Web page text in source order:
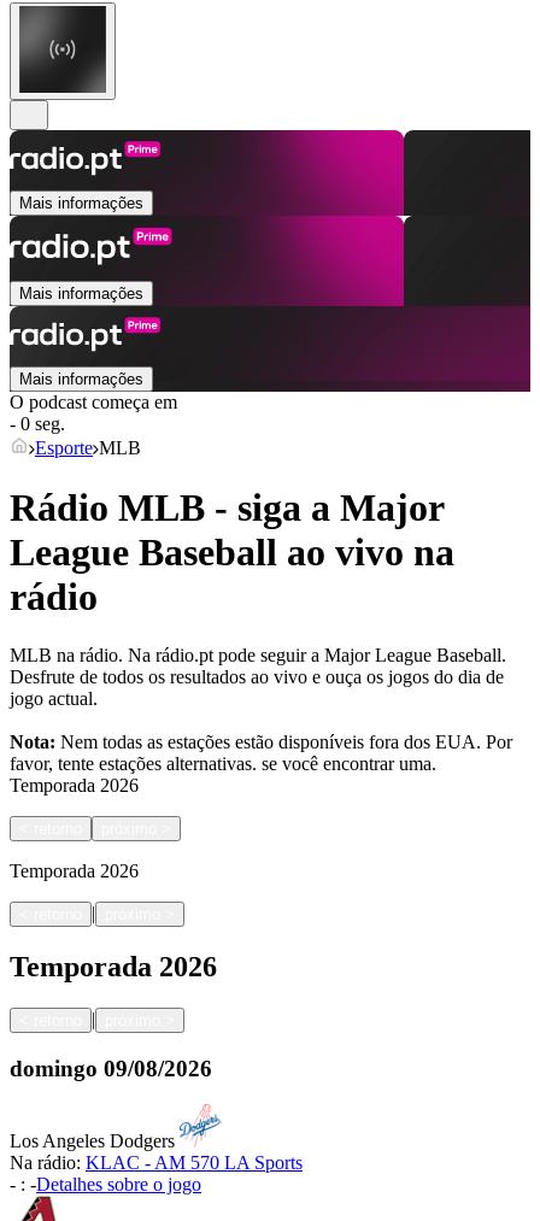
Mais informações
Mais informações
Mais informações
O podcast começa em
- 0 seg.
Esporte MLB
Rádio MLB - siga a Major
League Baseball ao vivo na
rádio
MLB na rádio. Na rádio.pt pode seguir a Major League Baseball.
Desfrute de todos os resultados ao vivo e ouça os jogos do dia de
jogo actual.
Nota: Nem todas as estações estão disponíveis fora dos EUA. Por
favor, tente estações alternativas. se você encontrar uma.
Temporada 2026
Temporada 2026
|
Temporada 2026
|
domingo 09/08/2026
Los Angeles Dodgers
Na rádio: KLAC - AM 570 LA Sports
- : -Detalhes sobre o jogo